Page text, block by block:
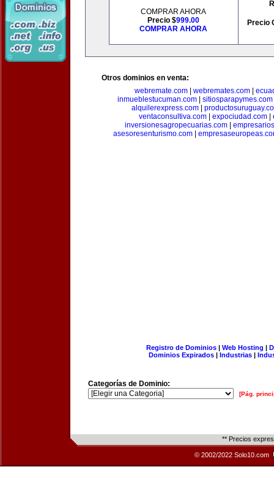
COMPRAR AHORA
Precio $999.00
COMPRAR AHORA
Precio
Otros dominios en venta:
webremate.com| webremates.com|
inmueblestucuman.com
sitiosparapymes.com
alquilerexpress.com
ventaconsultiva.com
expociudad.com
inversionesagropecuarias.com
asesoresenturismo.com|
Registro de Dominios| Web Hosting |
Dominios Expirados | Industrias |
Categorías de Dominio:
[Pág.
** Precios
© 2002/2022 Solo10.com